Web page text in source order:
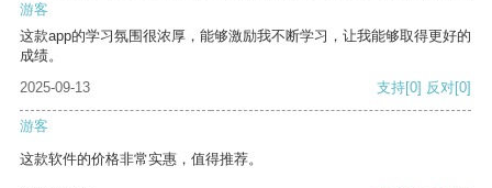
游客
这款app的学习氛围很浓厚，能够激励我不断学习，让我能够取得更好的
成绩。
2025-09-13
支持[0] 反对[0]
游客
这款软件的价格非常实惠，值得推荐。